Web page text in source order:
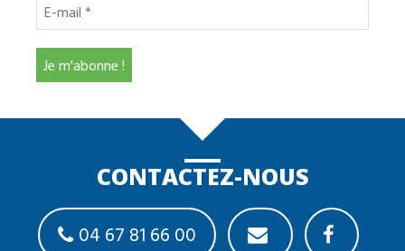
CONTACTEZ-NOUS
04 67 81 66 00